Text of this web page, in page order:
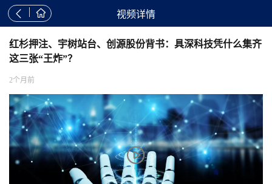
  视频详情
红杉押注、宇树站台、创源股份背书：具深科技凭什么集齐
这三张“王炸”？
2个月前
